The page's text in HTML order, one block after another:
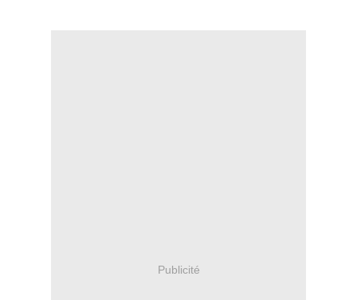
Publicité